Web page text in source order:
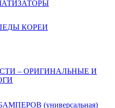
КОРЕИ
– ОРИГИНАЛЬНЫЕ И
(универсальная)